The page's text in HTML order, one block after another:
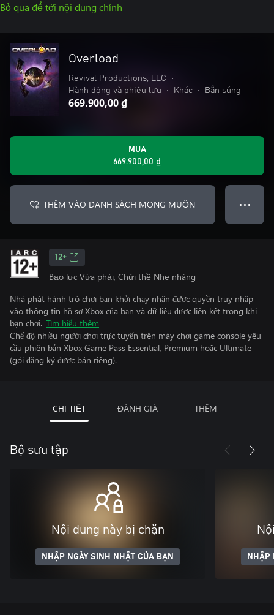
Bỏ qua để tới nội dung chính
Overload
Revival Productions, LLC
•
Hành động và phiêu lưu
• Khác • Bắn súng
669.900,00 ₫
MUA
669.900,00 ₫
THÊM VÀO DANH SÁCH MONG MUỐN ● ● ●
12+
Bạo lực Vừa phải, Chửi thề Nhẹ nhàng
Nhà phát hành trò chơi bạn khởi chạy nhận được quyền truy nhập
vào thông tin hồ sơ Xbox của bạn và dữ liệu được liên kết trong khi
bạn chơi. Tìm hiểu thêm
Chế độ nhiều người chơi trực tuyến trên máy chơi game console yêu
cầu phiên bản Xbox Game Pass Essential, Premium hoặc Ultimate
(gói đăng ký được bán riêng).
CHI TIẾT ĐÁNH GIÁ THÊM
Bộ sưu tập
Nội dung này bị chặn
NHẬP NGÀY SINH NHẬT CỦA BẠN NHẬP